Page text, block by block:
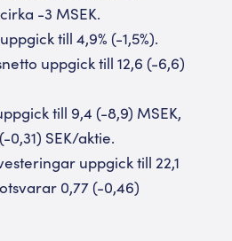
-3 MSEK.
till 4,9% (-1,5%).
uppgick till 12,6 (-6,6)
till 9,4 (-8,9) MSEK,
SEK/aktie.
uppgick till 22,1
0,77 (-0,46)